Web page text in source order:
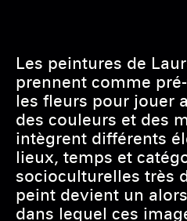
Les peintures de
prennent comme
les fleurs pour jouer
des couleurs et des
intègrent différents
lieux, temps et
socioculturelles très
peint devient un
dans lequel ces